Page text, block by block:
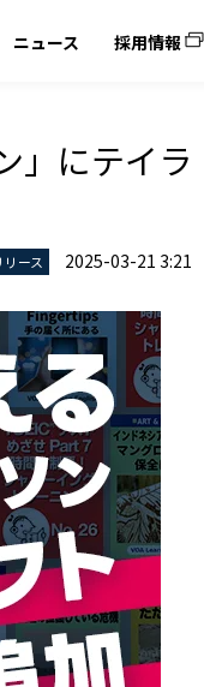
ニュース 採用情報
」にテイラ
リース 2025-03-21 3:21